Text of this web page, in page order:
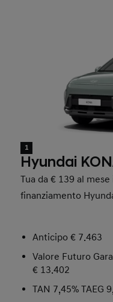
1
Hyundai
Tua da € 139 al
finanziamento
Anticipo € 7.463
Valore Futuro
€ 13.402
TAN 7,45% TAEG